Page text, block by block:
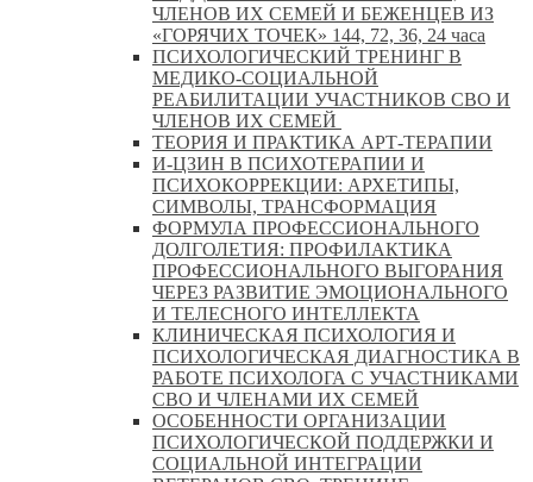
ЧЛЕНОВ ИХ СЕМЕЙ И БЕЖЕНЦЕВ ИЗ
«ГОРЯЧИХ ТОЧЕК» 144, 72, 36, 24 часа
ПСИХОЛОГИЧЕСКИЙ ТРЕНИНГ В
МЕДИКО-СОЦИАЛЬНОЙ
РЕАБИЛИТАЦИИ УЧАСТНИКОВ СВО И
ЧЛЕНОВ ИХ СЕМЕЙ
ТЕОРИЯ И ПРАКТИКА АРТ-ТЕРАПИИ
И-ЦЗИН В ПСИХОТЕРАПИИ И
ПСИХОКОРРЕКЦИИ: АРХЕТИПЫ,
СИМВОЛЫ, ТРАНСФОРМАЦИЯ
ФОРМУЛА ПРОФЕССИОНАЛЬНОГО
ДОЛГОЛЕТИЯ: ПРОФИЛАКТИКА
ПРОФЕССИОНАЛЬНОГО ВЫГОРАНИЯ
ЧЕРЕЗ РАЗВИТИЕ ЭМОЦИОНАЛЬНОГО
И ТЕЛЕСНОГО ИНТЕЛЛЕКТА
КЛИНИЧЕСКАЯ ПСИХОЛОГИЯ И
ПСИХОЛОГИЧЕСКАЯ ДИАГНОСТИКА В
РАБОТЕ ПСИХОЛОГА С УЧАСТНИКАМИ
СВО И ЧЛЕНАМИ ИХ СЕМЕЙ
ОСОБЕННОСТИ ОРГАНИЗАЦИИ
ПСИХОЛОГИЧЕСКОЙ ПОДДЕРЖКИ И
СОЦИАЛЬНОЙ ИНТЕГРАЦИИ